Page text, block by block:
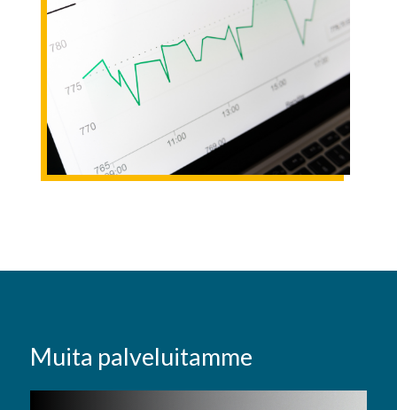
Muita palveluitamme